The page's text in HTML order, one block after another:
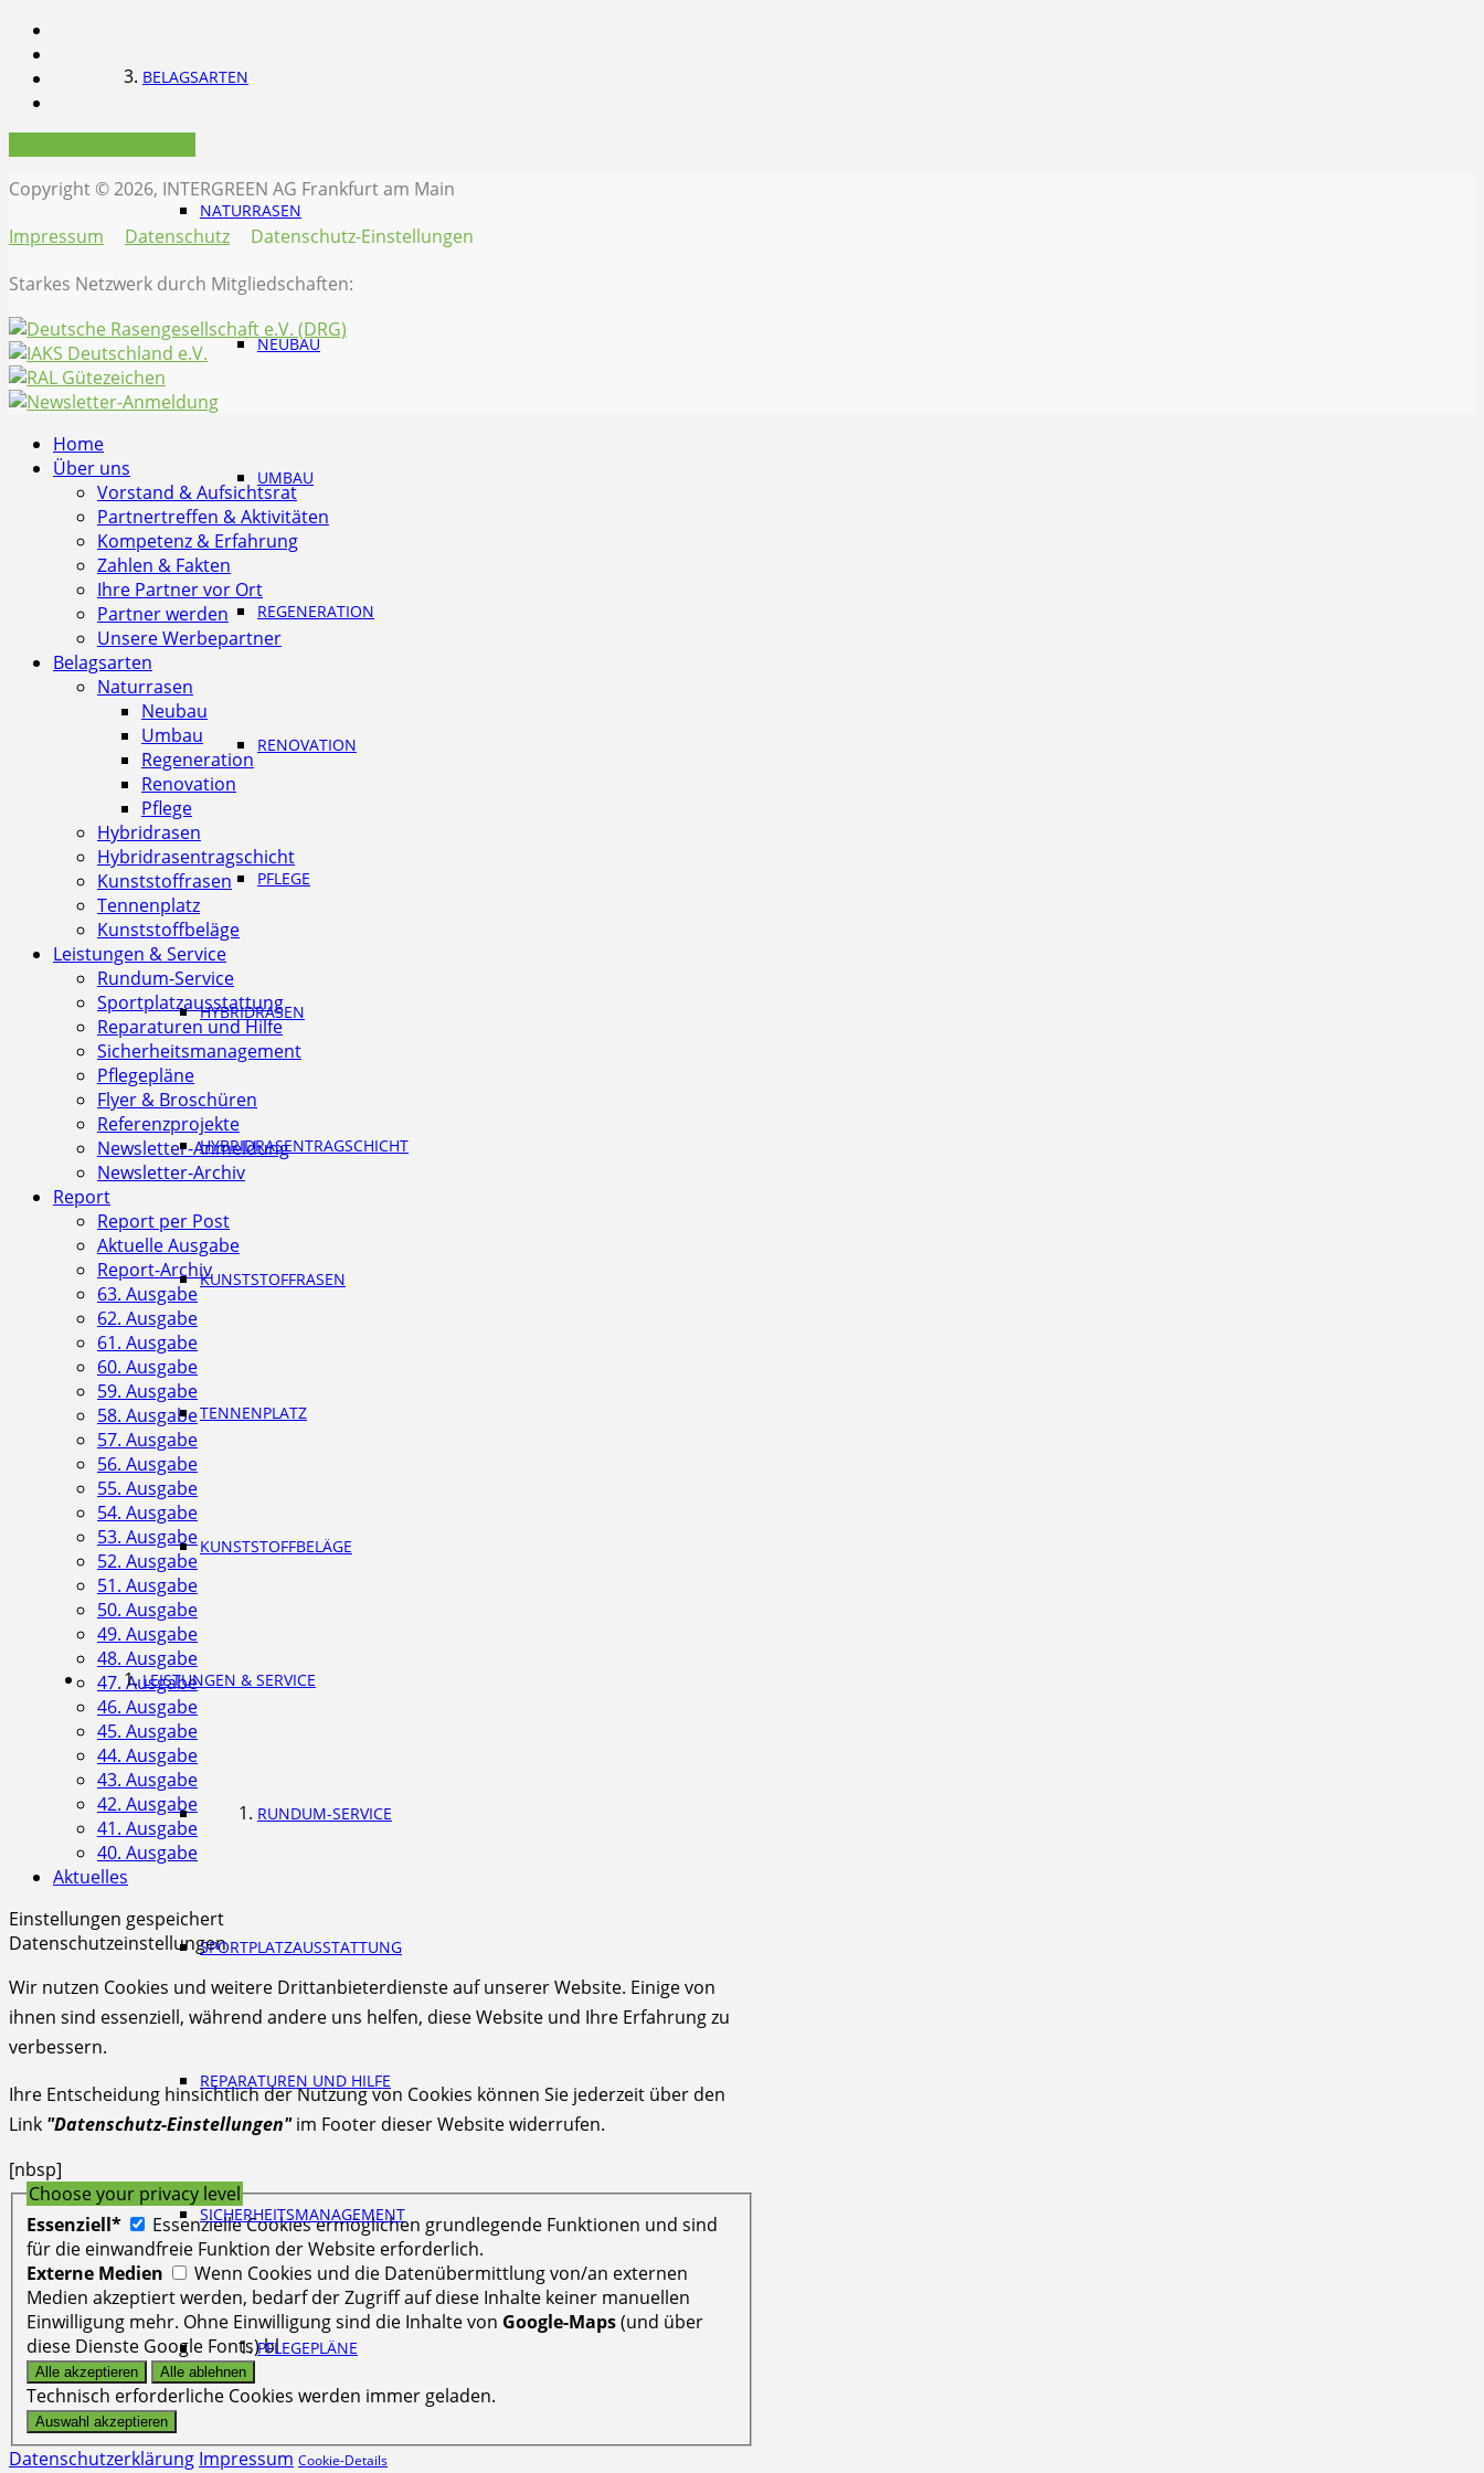
BELAGSARTEN
NATURRASEN
NEUBAU
UMBAU
REGENERATION
RENOVATION
PFLEGE
HYBRIDRASEN
HYBRIDRASENTRAGSCHICHT
KUNSTSTOFFRASEN
TENNENPLATZ
KUNSTSTOFFBELÄGE
LEISTUNGEN & SERVICE
RUNDUM-SERVICE
SPORTPLATZAUSSTATTUNG
REPARATUREN UND HILFE
SICHERHEITSMANAGEMENT
PFLEGEPLÄNE
Copyright © 2026, INTERGREEN AG Frankfurt am Main
Impressum
Datenschutz
Datenschutz-Einstellungen
Starkes Netzwerk durch Mitgliedschaften:
Home
Über uns
Vorstand & Aufsichtsrat
Partnertreffen & Aktivitäten
Kompetenz & Erfahrung
Zahlen & Fakten
Ihre Partner vor Ort
Partner werden
Unsere Werbepartner
Belagsarten
Naturrasen
Neubau
Umbau
Regeneration
Renovation
Pflege
Hybridrasen
Hybridrasentragschicht
Kunststoffrasen
Tennenplatz
Kunststoffbeläge
Leistungen & Service
Rundum-Service
Sportplatzausstattung
Reparaturen und Hilfe
Sicherheitsmanagement
Pflegepläne
Flyer & Broschüren
Referenzprojekte
Newsletter-Anmeldung
Newsletter-Archiv
Report
Report per Post
Aktuelle Ausgabe
Report-Archiv
63. Ausgabe
62. Ausgabe
61. Ausgabe
60. Ausgabe
59. Ausgabe
58. Ausgabe
57. Ausgabe
56. Ausgabe
55. Ausgabe
54. Ausgabe
53. Ausgabe
52. Ausgabe
51. Ausgabe
50. Ausgabe
49. Ausgabe
48. Ausgabe
47. Ausgabe
46. Ausgabe
45. Ausgabe
44. Ausgabe
43. Ausgabe
42. Ausgabe
41. Ausgabe
40. Ausgabe
Aktuelles
Einstellungen gespeichert
Datenschutzeinstellungen
Wir nutzen Cookies und weitere Drittanbieterdienste auf unserer Website. Einige von
ihnen sind essenziell, während andere uns helfen, diese Website und Ihre Erfahrung zu
verbessern.
Ihre Entscheidung hinsichtlich der Nutzung von Cookies können Sie jederzeit über den
Link "Datenschutz-Einstellungen"im Footer dieser Website widerrufen.
[nbsp]
Choose your privacy level
Essenziell*
Essenzielle Cookies ermöglichen grundlegende Funktionen und sind
für die einwandfreie Funktion der Website erforderlich.
Externe Medien
Wenn Cookies und die Datenübermittlung von/an externen
Medien akzeptiert werden, bedarf der Zugriff auf diese Inhalte keiner manuellen
Einwilligung mehr. Ohne Einwilligung sind die Inhalte von Google-Maps(und über
diese Dienste Google Fonts) bl
Technisch erforderliche Cookies werden immer geladen.
Datenschutzerklärung Impressum Cookie-Details